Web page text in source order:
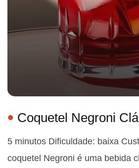
Coquetel Negroni
5 minutos Dificuldade: baixa
coquetel Negroni é uma bebida